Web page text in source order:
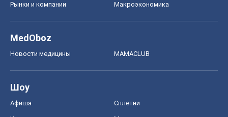
Рынки и компании Mакроэкономика
MedOboz
Новости медицины MAMACLUB
Шоу
Афиша Сплетни